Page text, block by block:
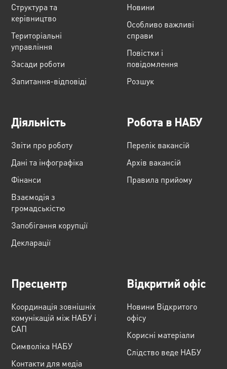
Структура та
керівництво
Територіальні
управління
Засади роботи
Запитання-відповіді
Новини
Особливо важливі
справи
Повістки і
повідомлення
Розшук
Діяльність
Звіти про роботу
Дані та інфографіка
Фінанси
Взаємодія з
громадськістю
Запобігання корупції
Декларації
Робота в НАБУ
Перелік вакансій
Архів вакансій
Правила прийому
Пресцентр
Координація зовнішніх
комунікацій між НАБУ і
САП
Cимволіка НАБУ
Контакти для медіа
Відкритий офіс
Новини Відкритого
офісу
Корисні матеріали
Слідство веде НАБУ